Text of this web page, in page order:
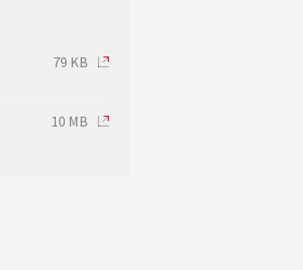
79 KB
10 MB